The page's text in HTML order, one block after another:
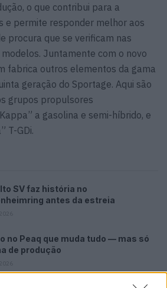
o que contribui para a
e permite responder melhor aos
procura que se verificam nas
Juntamente com o novo
fabrica outros elementos da gama
geração do Sportage. Aqui são
grupos propulsores
a gasolina e semi-híbrido, e
T-GDi.
SV faz história no
antes da estreia
no Peaq que muda tudo — mas só
de produção